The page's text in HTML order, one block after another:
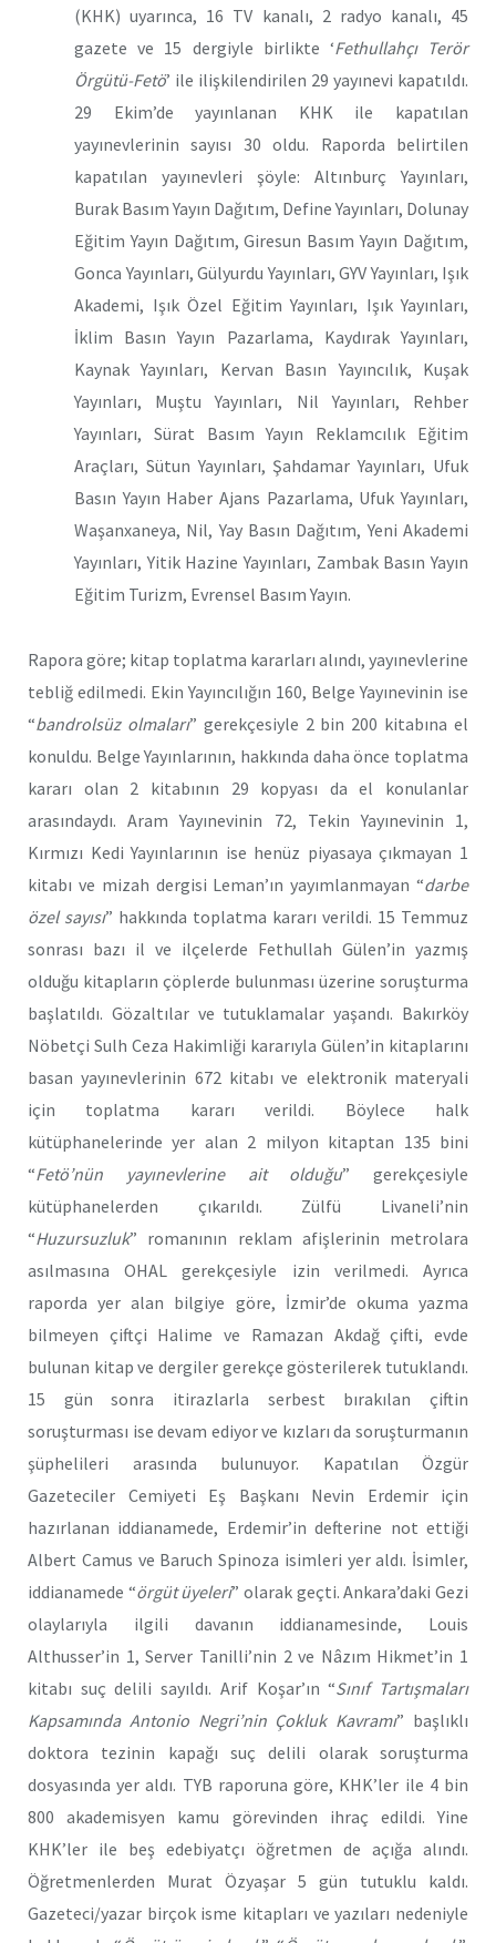
(KHK) uyarınca, 16 TV kanalı, 2 radyo kanalı, 45
gazete ve 15 dergiyle birlikte ‘Fethullahçı Terör
Örgütü-Fetö’ ile ilişkilendirilen 29 yayınevi kapatıldı.
29 Ekim’de yayınlanan KHK ile kapatılan
yayınevlerinin sayısı 30 oldu. Raporda belirtilen
kapatılan yayınevleri şöyle: Altınburç Yayınları,
Burak Basım Yayın Dağıtım, Define Yayınları, Dolunay
Eğitim Yayın Dağıtım, Giresun Basım Yayın Dağıtım,
Gonca Yayınları, Gülyurdu Yayınları, GYV Yayınları, Işık
Akademi, Işık Özel Eğitim Yayınları, Işık Yayınları,
İklim Basın Yayın Pazarlama, Kaydırak Yayınları,
Kaynak Yayınları, Kervan Basın Yayıncılık, Kuşak
Yayınları, Muştu Yayınları, Nil Yayınları, Rehber
Yayınları, Sürat Basım Yayın Reklamcılık Eğitim
Araçları, Sütun Yayınları, Şahdamar Yayınları, Ufuk
Basın Yayın Haber Ajans Pazarlama, Ufuk Yayınları,
Waşanxaneya, Nil, Yay Basın Dağıtım, Yeni Akademi
Yayınları, Yitik Hazine Yayınları, Zambak Basın Yayın
Eğitim Turizm, Evrensel Basım Yayın.
Rapora göre; kitap toplatma kararları alındı, yayınevlerine
tebliğ edilmedi. Ekin Yayıncılığın 160, Belge Yayınevinin ise
“bandrolsüz olmaları” gerekçesiyle 2 bin 200 kitabına el
konuldu. Belge Yayınlarının, hakkında daha önce toplatma
kararı olan 2 kitabının 29 kopyası da el konulanlar
arasındaydı. Aram Yayınevinin 72, Tekin Yayınevinin 1,
Kırmızı Kedi Yayınlarının ise henüz piyasaya çıkmayan 1
kitabı ve mizah dergisi Leman’ın yayımlanmayan “darbe
özel sayısı” hakkında toplatma kararı verildi. 15 Temmuz
sonrası bazı il ve ilçelerde Fethullah Gülen’in yazmış
olduğu kitapların çöplerde bulunması üzerine soruşturma
başlatıldı. Gözaltılar ve tutuklamalar yaşandı. Bakırköy
Nöbetçi Sulh Ceza Hakimliği kararıyla Gülen’in kitaplarını
basan yayınevlerinin 672 kitabı ve elektronik materyali
için toplatma kararı verildi. Böylece halk
kütüphanelerinde yer alan 2 milyon kitaptan 135 bini
“Fetö’nün yayınevlerine ait olduğu” gerekçesiyle
kütüphanelerden çıkarıldı. Zülfü Livaneli’nin
“Huzursuzluk” romanının reklam afişlerinin metrolara
asılmasına OHAL gerekçesiyle izin verilmedi. Ayrıca
raporda yer alan bilgiye göre, İzmir’de okuma yazma
bilmeyen çiftçi Halime ve Ramazan Akdağ çifti, evde
bulunan kitap ve dergiler gerekçe gösterilerek tutuklandı.
15 gün sonra itirazlarla serbest bırakılan çiftin
soruşturması ise devam ediyor ve kızları da soruşturmanın
şüphelileri arasında bulunuyor. Kapatılan Özgür
Gazeteciler Cemiyeti Eş Başkanı Nevin Erdemir için
hazırlanan iddianamede, Erdemir’in defterine not ettiği
Albert Camus ve Baruch Spinoza isimleri yer aldı. İsimler,
iddianamede “örgüt üyeleri” olarak geçti. Ankara’daki Gezi
olaylarıyla ilgili davanın iddianamesinde, Louis
Althusser’in 1, Server Tanilli’nin 2 ve Nâzım Hikmet’in 1
kitabı suç delili sayıldı. Arif Koşar’ın “Sınıf Tartışmaları
Kapsamında Antonio Negri’nin Çokluk Kavramı” başlıklı
doktora tezinin kapağı suç delili olarak soruşturma
dosyasında yer aldı. TYB raporuna göre, KHK’ler ile 4 bin
800 akademisyen kamu görevinden ihraç edildi. Yine
KHK’ler ile beş edebiyatçı öğretmen de açığa alındı.
Öğretmenlerden Murat Özyaşar 5 gün tutuklu kaldı.
Gazeteci/yazar birçok isme kitapları ve yazıları nedeniyle